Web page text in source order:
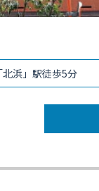
北浜」駅徒歩5分